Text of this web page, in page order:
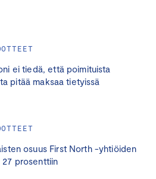
ei tiedä, että poimituista
pitää maksaa tietyissä
osuus First North -yhtiöiden
27 prosenttiin